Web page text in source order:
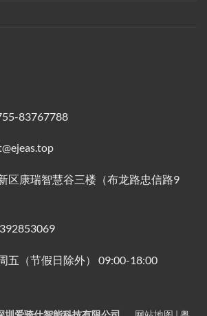
83767788
区康瑞智慧谷三楼（布龙路忠信路9
五（节假日除外） 09:00-18:00